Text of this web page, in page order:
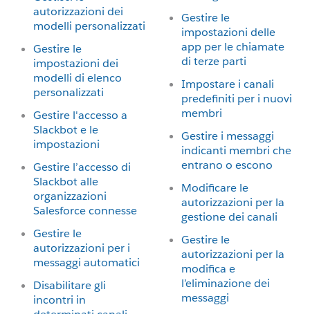
autorizzazioni dei
modelli personalizzati
Gestire le
impostazioni dei
modelli di elenco
personalizzati
Gestire l'accesso a
Slackbot e le
impostazioni
Gestire l’accesso di
Slackbot alle
organizzazioni
Salesforce connesse
Gestire le
autorizzazioni per i
messaggi automatici
Disabilitare gli
incontri in
Gestire le
impostazioni delle
app per le chiamate
di terze parti
Impostare i canali
predefiniti per i nuovi
membri
Gestire i messaggi
indicanti membri che
entrano o escono
Modificare le
autorizzazioni per la
gestione dei canali
Gestire le
autorizzazioni per la
modifica e
l’eliminazione dei
messaggi